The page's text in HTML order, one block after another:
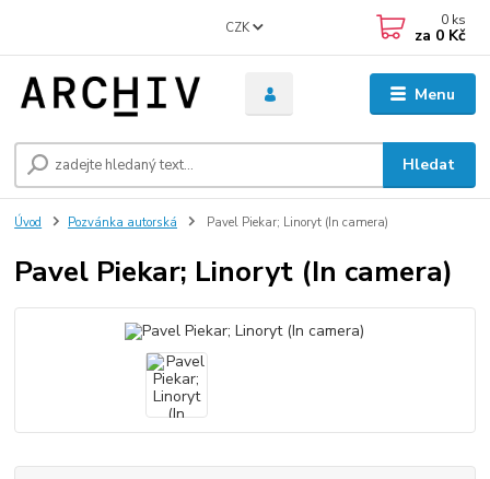
Menu
CZK
Hledat
0 ks
za 0 Kč
Úvod Pozvánka autorská Pavel Piekar; Linoryt (In camera)
Pavel Piekar; Linoryt (In camera)